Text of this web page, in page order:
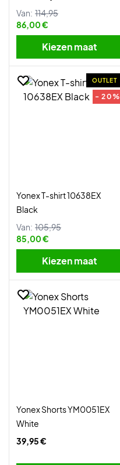
Van: 114,95
86,00 €
Kiezen maat
OUTLET
- 20%
Yonex T-shirt 10638EX
Black
Van: 105,95
85,00 €
Kiezen maat
Yonex Shorts YM0051EX
White
39,95 €